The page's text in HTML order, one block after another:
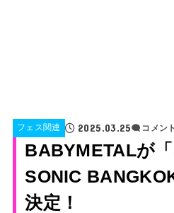
フェス関連 2025.03.25 コメン
BABYMETALが
SONIC
決定！